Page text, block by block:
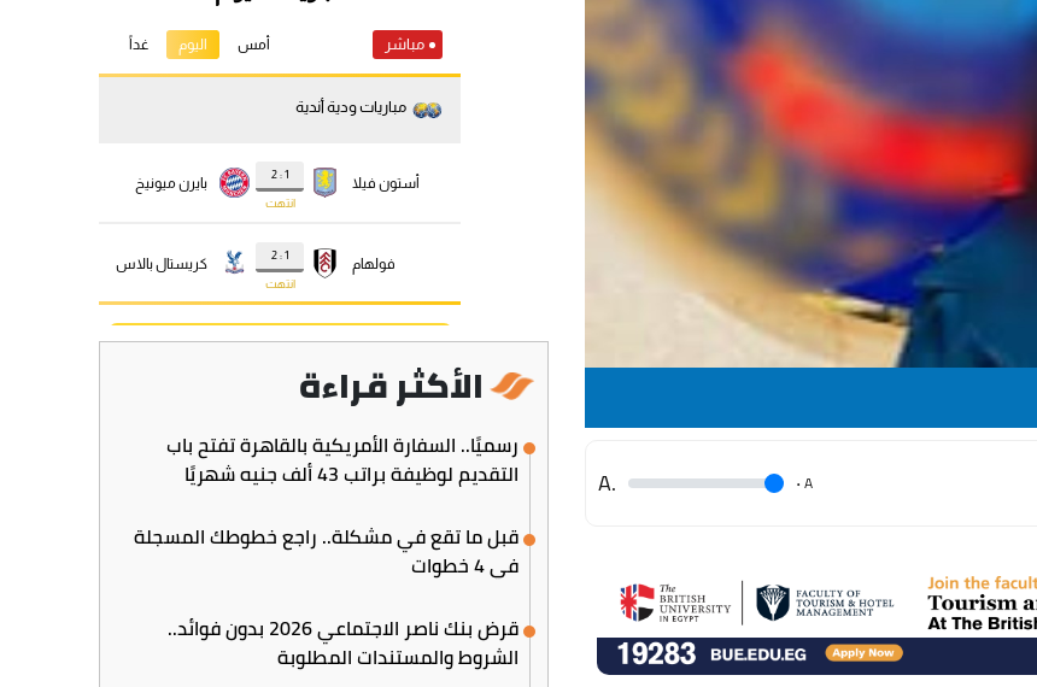
A
.
.A
الأكثر قراءة
رسميًا.. السفارة الأمريكية بالقاهرة تفتح باب
التقديم لوظيفة براتب 43 ألف جنيه شهريًا
قبل ما تقع في مشكلة.. راجع خطوطك المسجلة
في 4 خطوات
قرض بنك ناصر الاجتماعي 2026 بدون فوائد..
الشروط والمستندات المطلوبة